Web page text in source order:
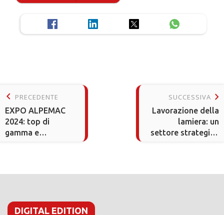
keyboard_arrow_left PRECEDENTE
EXPO ALPEMAC
2024: top di
gamma e
SUCCESSIVA keyboard_arrow_right
Lavorazione della
lamiera: un
settore strategico
DIGITAL EDITION